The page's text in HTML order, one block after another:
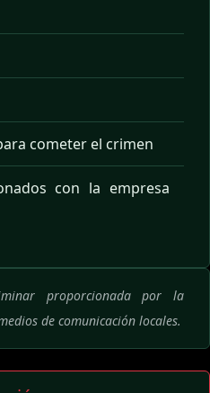
cometer el crimen
con la empresa
proporcionada por la
de comunicación locales.